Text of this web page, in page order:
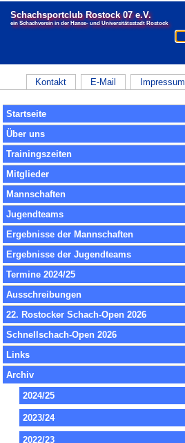
Schachsportclub Rostock 07 e.V.
ein Schachverein in der Hanse- und Universitätsstadt Rostock
Kontakt E-Mail Impressum
Startseite
Über uns
Trainingszeiten
Mitglieder
Mannschaften
Jugendteams
Ergebnisse der Mannschaften
Ergebnisse der Jugendteams
Termine 2024/25
Ausschreibungen
22. Rostocker Schach-Open 2026
Schnellschach-Open 2026
Links
Archiv
2024/25
2023/24
2022/23